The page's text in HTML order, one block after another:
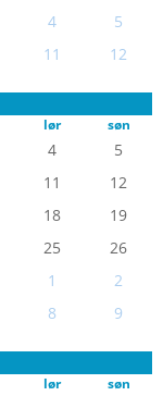
4
5
11 12
lør søn
4
5
11
12
18
19
25
26
1
2
8 9
lør søn